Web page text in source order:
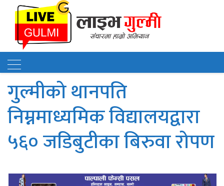
गुल्मीको थानपति
निम्नमाध्यमिक विद्यालयद्वारा
५६० जडिबुटीका बिरुवा रोपण